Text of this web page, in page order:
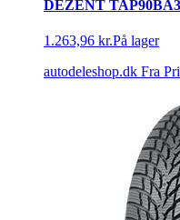
DEZENT
1.263,96 kr.På lager
autodeleshop.dk Fra